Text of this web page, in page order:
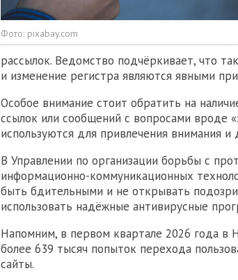
Фото: pixabay.com
рассылок. Ведомство подчёркивает, что
и изменение регистра являются явными
Особое внимание стоит обратить на
ссылок или сообщений с вопросами вроде
используются для привлечения внимания и
В Управлении по организации борьбы с
информационно-коммуникационных
быть бдительными и не открывать
использовать надёжные антивирусные
Напомним, в первом квартале 2026 года в
более 639 тысяч попыток перехода
сайты.